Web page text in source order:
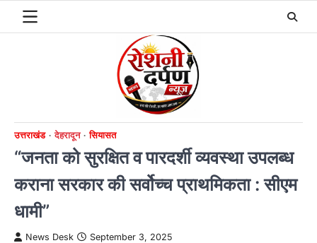
उत्तराखंड देहरादून सियासत
“जनता को सुरक्षित व पारदर्शी व्यवस्था उपलब्ध
कराना सरकार की सर्वोच्च प्राथमिकता : सीएम
धामी”
News Desk September 3, 2025